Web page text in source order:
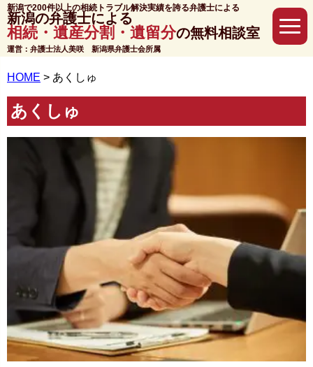
新潟で200件以上の相続トラブル解決実績を誇る弁護士による
新潟の弁護士による
相続・遺産分割・遺留分の無料相談室
運営：弁護士法人美咲 新潟県弁護士会所属
HOME > あくしゅ
あくしゅ